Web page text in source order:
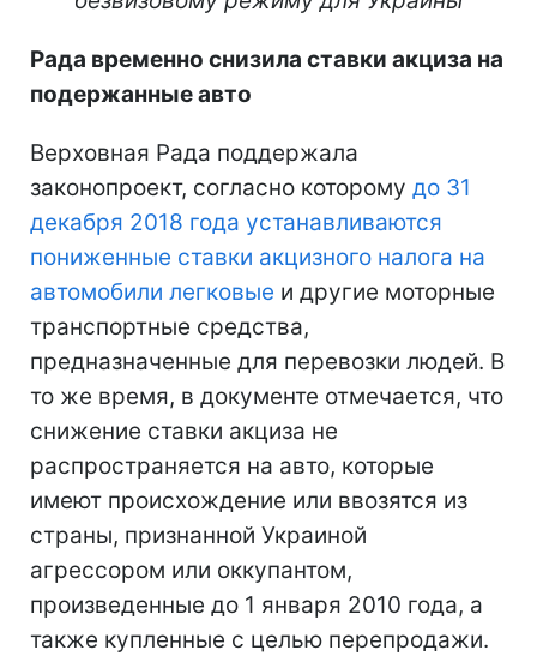
Рада временно снизила ставки акциза на
подержанные авто
Верховная Рада поддержала
законопроект, согласно которому до 31
декабря 2018 года устанавливаются
пониженные ставки акцизного налога на
автомобили легковые и другие моторные
транспортные средства,
предназначенные для перевозки людей. В
то же время, в документе отмечается, что
снижение ставки акциза не
распространяется на авто, которые
имеют происхождение или ввозятся из
страны, признанной Украиной
агрессором или оккупантом,
произведенные до 1 января 2010 года, а
также купленные с целью перепродажи.